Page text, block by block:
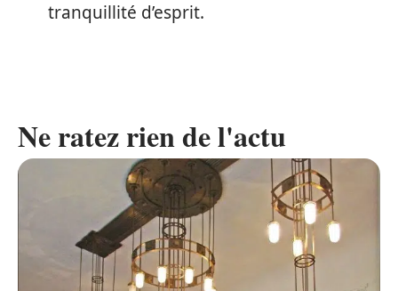
tranquillité d’esprit.
Ne ratez rien de l'actu